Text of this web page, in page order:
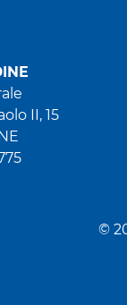
II, 15
©